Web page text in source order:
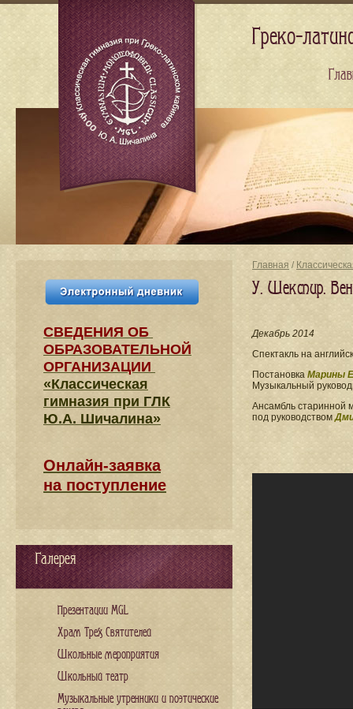
Главная /
У. Шекспир.
Декабрь 2014
Спектакль на
Постановка Марины
Музыкальный
Ансамбль старинной
под руководством
СВЕДЕНИЯ​ ОБ
ОБРАЗОВАТЕЛЬНОЙ
ОРГАНИЗАЦИИ
«Классическая
гимназия при ГЛК
Ю.А. Шичалина»
Онлайн-заявка
на поступление
Галерея
Презентации MGL
Храм Трех Святителей
Школьные мероприятия
Школьный театр
Музыкальные утренники и поэтические
Греко-